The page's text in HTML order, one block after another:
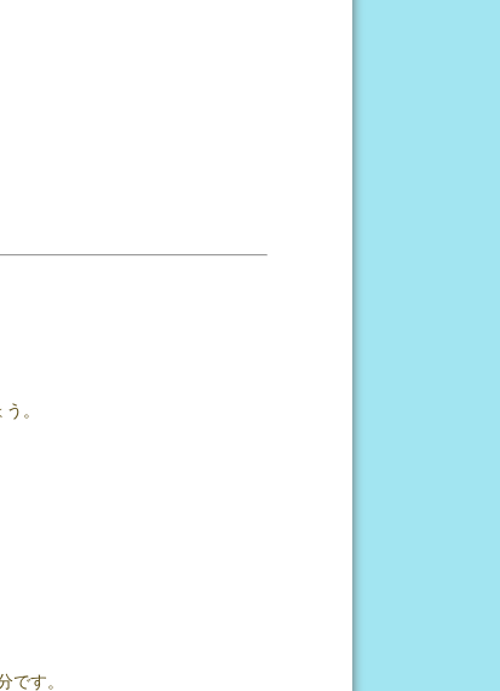
。
です。